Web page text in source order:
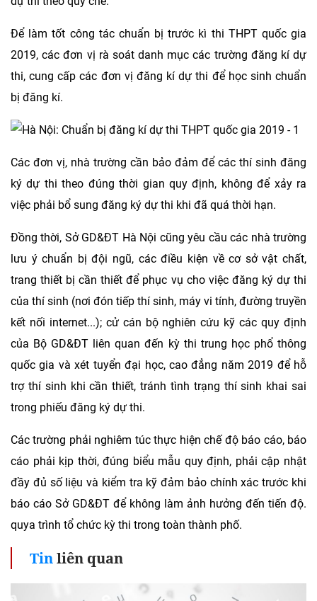
Để làm tốt công tác chuẩn bị trước kì thi THPT quốc gia
2019, các đơn vị rà soát danh mục các trường đăng kí dự
thi, cung cấp các đơn vị đăng kí dự thi để học sinh chuẩn
bị đăng kí.
Các đơn vị, nhà trường cần bảo đảm để các thí sinh đăng
ký dự thi theo đúng thời gian quy định, không để xảy ra
việc phải bổ sung đăng ký dự thi khi đã quá thời hạn.
Đồng thời, Sở GD&ĐT Hà Nội cũng yêu cầu các nhà trường
lưu ý chuẩn bị đội ngũ, các điều kiện về cơ sở vật chất,
trang thiết bị cần thiết để phục vụ cho việc đăng ký dự thi
của thí sinh (nơi đón tiếp thí sinh, máy vi tính, đường truyền
kết nối internet...); cử cán bộ nghiên cứu kỹ các quy định
của Bộ GD&ĐT liên quan đến kỳ thi trung học phổ thông
quốc gia và xét tuyển đại học, cao đẳng năm 2019 để hỗ
trợ thí sinh khi cần thiết, tránh tình trạng thí sinh khai sai
trong phiếu đăng ký dự thi.
Các trường phải nghiêm túc thực hiện chế độ báo cáo, báo
cáo phải kịp thời, đúng biểu mẫu quy định, phải cập nhật
đầy đủ số liệu và kiểm tra kỹ đảm bảo chính xác trước khi
báo cáo Sở GD&ĐT để không làm ảnh hưởng đến tiến độ.
quya trình tổ chức kỳ thi trong toàn thành phố.
Tinliên quan